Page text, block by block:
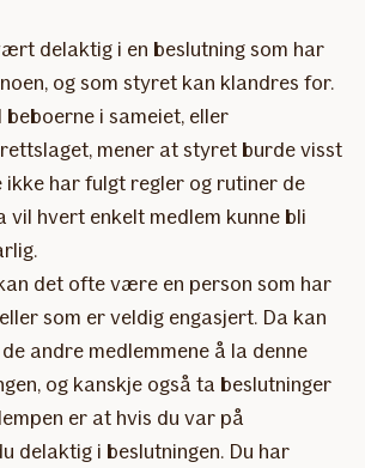
delaktig i en beslutning som har
og som styret kan klandres for.
beboerne i sameiet, eller
mener at styret burde visst
ikke har fulgt regler og rutiner de
vil hvert enkelt medlem kunne bli
det ofte være en person som har
som er veldig engasjert. Da kan
andre medlemmene å la denne
og kanskje også ta beslutninger
er at hvis du var på
delaktig i beslutningen. Du har